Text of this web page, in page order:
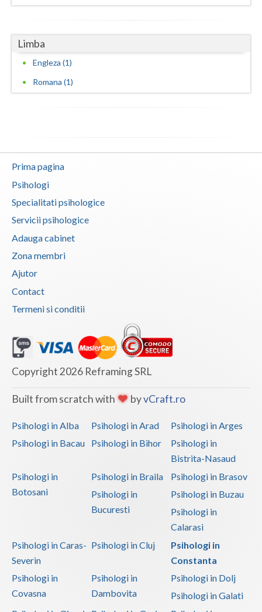
Maramures
Mehedinti
Mures
Prahova
Satu-Mare
Sibiu
Teleorman
Timis
Valcea
Vaslui
Vrancea
Limba
Engleza (1)
Romana (1)
Prima pagina
Psihologi
Specialitati psihologice
Servicii psihologice
Adauga cabinet
Zona membri
Ajutor
Contact
Termeni si conditii
Copyright 2026 Reframing SRL
Built from scratch with byvCraft.ro
Psihologi in Alba Psihologi in Arad
Psihologi in Arges
Psihologi in Bacau
Psihologi in Bihor
Psihologi in
Bistrita-Nasaud
Psihologi in
Botosani
Psihologi in Braila
Psihologi in Brasov
Psihologi in
Bucuresti
Psihologi in Buzau
Psihologi in
Calarasi
Psihologi in Caras-
Severin
Psihologi in Cluj
Psihologi in
Constanta
Psihologi in
Covasna
Psihologi in
Dambovita
Psihologi in Dolj
Psihologi in Galati